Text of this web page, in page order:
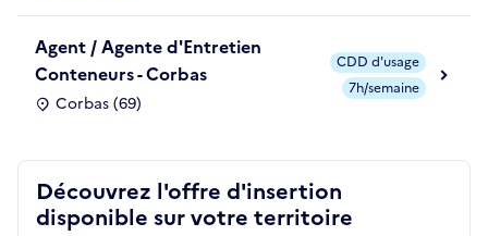
Agent / Agente d'Entretien
Conteneurs - Corbas
Corbas (69)
CDD d'usage
7h/semaine
Découvrez l'offre d'insertion
disponible sur votre territoire